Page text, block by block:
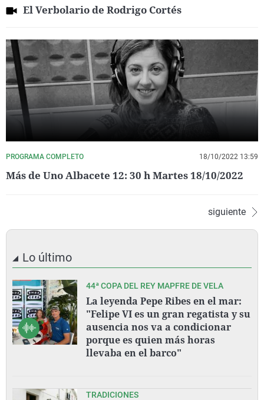
El Verbolario de Rodrigo Cortés
PROGRAMA COMPLETO 18/10/2022 13:59
Más de Uno Albacete 12: 30 h Martes 18/10/2022
siguiente
Lo último
44ª COPA DEL REY MAPFRE DE VELA
La leyenda Pepe Ribes en el mar:
"Felipe VI es un gran regatista y su
ausencia nos va a condicionar
porque es quien más horas
llevaba en el barco"
TRADICIONES